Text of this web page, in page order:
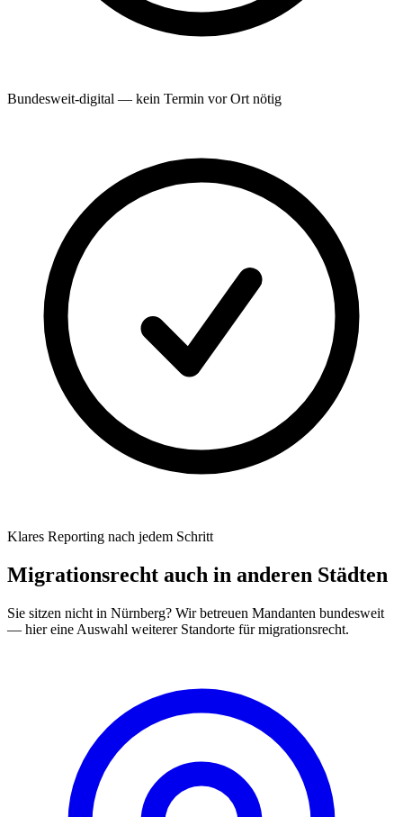
Bundesweit-digital — kein Termin vor Ort nötig
Klares Reporting nach jedem Schritt
Migrationsrecht auch in anderen Städten
Sie sitzen nicht in Nürnberg? Wir betreuen Mandanten bundesweit
— hier eine Auswahl weiterer Standorte fürmigrationsrecht.